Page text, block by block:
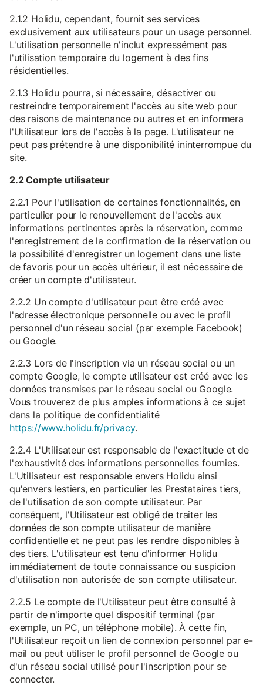
2.1.2 Holidu, cependant, fournit ses services
exclusivement aux utilisateurs pour un usage personnel.
L'utilisation personnelle n'inclut expressément pas
l'utilisation temporaire du logement à des fins
résidentielles.
2.1.3 Holidu pourra, si nécessaire, désactiver ou
restreindre temporairement l'accès au site web pour
des raisons de maintenance ou autres et en informera
l'Utilisateur lors de l'accès à la page. L'utilisateur ne
peut pas prétendre à une disponibilité ininterrompue du
site.
2.2 Compte utilisateur
2.2.1 Pour l'utilisation de certaines fonctionnalités, en
particulier pour le renouvellement de l'accès aux
informations pertinentes après la réservation, comme
l'enregistrement de la confirmation de la réservation ou
la possibilité d'enregistrer un logement dans une liste
de favoris pour un accès ultérieur, il est nécessaire de
créer un compte d'utilisateur.
2.2.2 Un compte d'utilisateur peut être créé avec
l'adresse électronique personnelle ou avec le profil
personnel d'un réseau social (par exemple Facebook)
ou Google.
2.2.3 Lors de l'inscription via un réseau social ou un
compte Google, le compte utilisateur est créé avec les
données transmises par le réseau social ou Google.
Vous trouverez de plus amples informations à ce sujet
dans la politique de confidentialité
https://www.holidu.fr/privacy.
2.2.4 L'Utilisateur est responsable de l'exactitude et de
l'exhaustivité des informations personnelles fournies.
L'Utilisateur est responsable envers Holidu ainsi
qu'envers lestiers, en particulier les Prestataires tiers,
de l'utilisation de son compte utilisateur. Par
conséquent, l'Utilisateur est obligé de traiter les
données de son compte utilisateur de manière
confidentielle et ne peut pas les rendre disponibles à
des tiers. L'utilisateur est tenu d'informer Holidu
immédiatement de toute connaissance ou suspicion
d'utilisation non autorisée de son compte utilisateur.
2.2.5 Le compte de l'Utilisateur peut être consulté à
partir de n'importe quel dispositif terminal (par
exemple, un PC, un téléphone mobile). À cette fin,
l'Utilisateur reçoit un lien de connexion personnel par e-
mail ou peut utiliser le profil personnel de Google ou
d'un réseau social utilisé pour l'inscription pour se
connecter.